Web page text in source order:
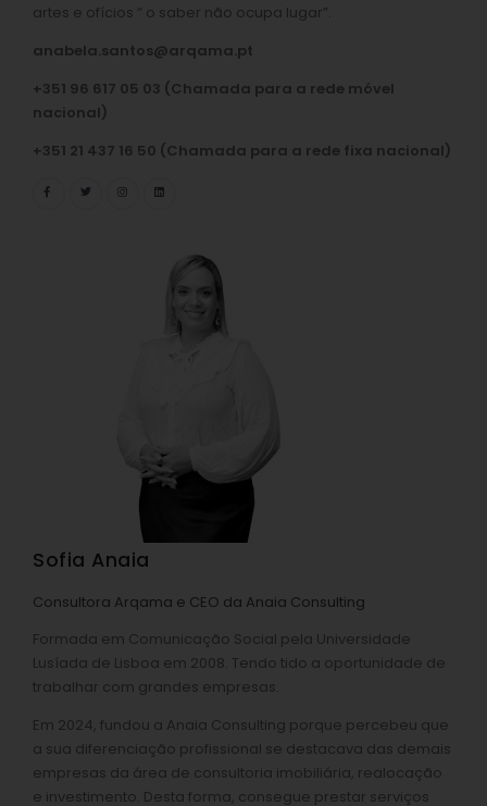
artes e ofícios “ o saber não ocupa lugar”.
anabela.santos@arqama.pt
+351 96 617 05 03 (Chamada para a rede móvel
nacional)
+351 21 437 16 50 (Chamada para a rede fixa nacional)
Sofia Anaia
Consultora Arqama e CEO da Anaia Consulting
Formada em Comunicação Social pela Universidade
Lusíada de Lisboa em 2008. Tendo tido a oportunidade de
trabalhar com grandes empresas.
Em 2024, fundou a Anaia Consulting porque percebeu que
a sua diferenciação profissional se destacava das demais
empresas da área de consultoria imobiliária, realocação
e investimento. Desta forma, consegue prestar serviços